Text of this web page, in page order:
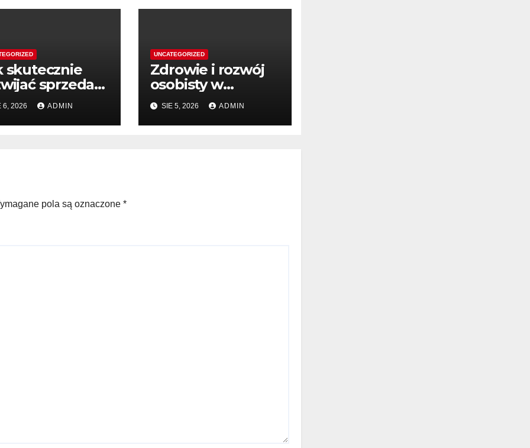
skutecznie
sprzedaż
wiedzy
6, 2026 ADMIN
UNCATEGORIZED
Zdrowie i rozwój
osobisty w
wartościowej
literaturze
SIE 5, 2026 ADMIN
pola są oznaczone *